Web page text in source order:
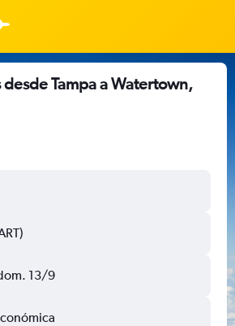
Tampa a Watertown,
13/9